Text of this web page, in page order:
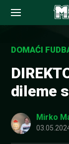
contentDOMAĆI
dileme
Mirko